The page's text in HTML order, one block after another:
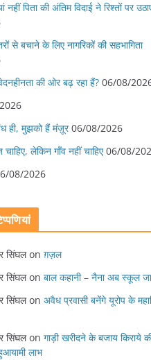
पिता की अंतिम विदाई ने रिश्तों पर
से बचाने के लिए नागरिकों की सहभागिता
की ओर बढ़ रहा हैं? 06/08/
ही, मुझको हैं मंज़ूर 06/08/2026
लेकिन गाँव नहीं चाहिए 06/08/
08/2026
सिंघलon ग़ज़ल
सिंघलon बाल कहानी – नैना अब स्कूल
सिंघलon अवैध प्रवासी बनेंगे यूरोप के
सिंघलon गाड़ी खरीदने के बजाय किराये
लाभ